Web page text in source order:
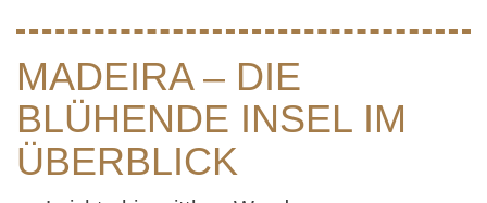
MADEIRA – DIE
BLÜHENDE INSEL IM
ÜBERBLICK